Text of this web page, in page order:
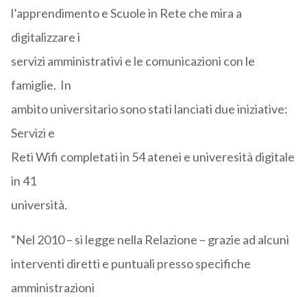
l’apprendimento e Scuole in Rete che mira a
digitalizzare i
servizi amministrativi e le comunicazioni con le
famiglie. In
ambito universitario sono stati lanciati due iniziative:
Servizi e
Reti Wifi completati in 54 atenei e univeresità digitale
in 41
università.
“Nel 2010 – si legge nella Relazione – grazie ad alcuni
interventi diretti e puntuali presso specifiche
amministrazioni